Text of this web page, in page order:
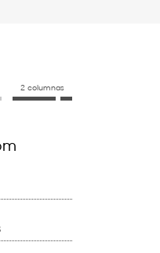
2 columnas